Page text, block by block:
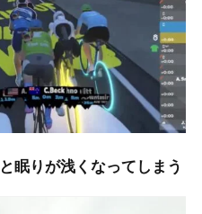
眠りが浅くなってしまう